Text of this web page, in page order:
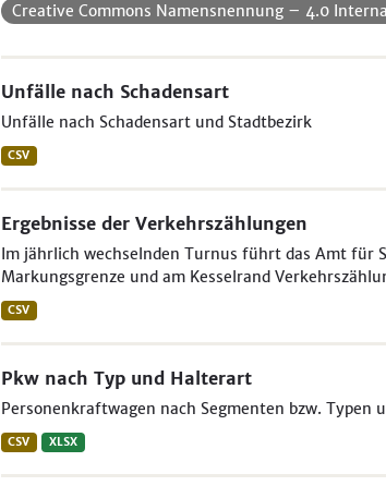
Creative Commons Namensnennung – 4.0
Unfälle nach Schadensart
Unfälle nach Schadensart und Stadtbezirk
CSV
Ergebnisse der Verkehrszählungen
Im jährlich wechselnden Turnus führt das Amt für
Markungsgrenze und am Kesselrand
CSV
Pkw nach Typ und Halterart
Personenkraftwagen nach Segmenten bzw.
CSV XLSX